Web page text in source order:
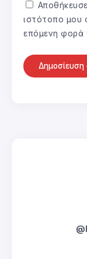
ιστότοπο μου
επόμενη φορά